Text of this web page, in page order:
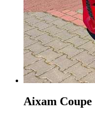
Aixam Coupe